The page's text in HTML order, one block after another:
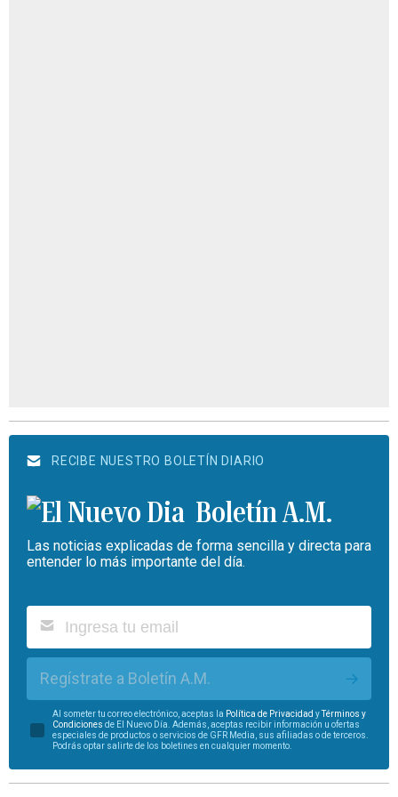
RECIBE NUESTRO BOLETÍN DIARIO
Boletín A.M.
Las noticias explicadas de forma sencilla y directa para
entender lo más importante del día.
Regístrate a Boletín A.M.
Al someter tu correo electrónico, aceptas la Política de Privacidad yTérminos y
Condiciones de El Nuevo Día. Además, aceptas recibir información u ofertas
especiales de productos o servicios de GFR Media, sus afiliadas o de terceros.
Podrás optar salirte de los boletines en cualquier momento.